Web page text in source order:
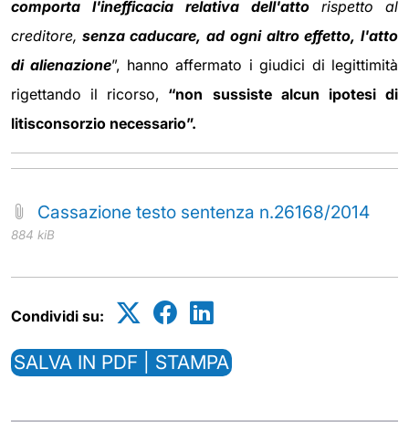
comporta l'inefficacia relativa dell'atto rispetto al
creditore, senza caducare, ad ogni altro effetto, l'atto
di alienazione”, hanno affermato i giudici di legittimità
rigettando il ricorso, “non sussiste alcun ipotesi di
litisconsorzio necessario”.
Cassazione testo sentenza n.26168/2014
884 kiB
Condividi su:
SALVA IN PDF | STAMPA